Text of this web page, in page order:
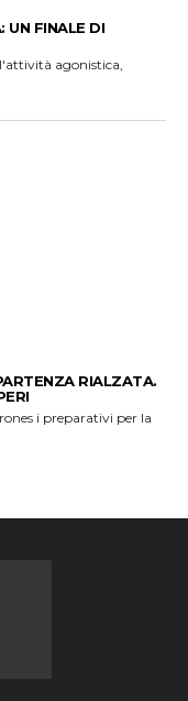
UN FINALE DI
agonistica,
RIALZATA.
i preparativi per la